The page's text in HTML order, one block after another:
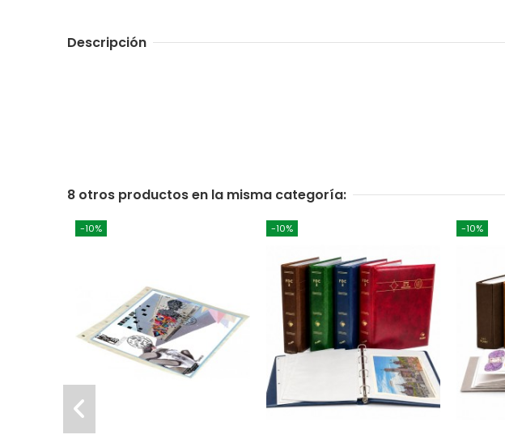
Descripción
8 otros productos en la misma categoría:
-10% -10% -10%